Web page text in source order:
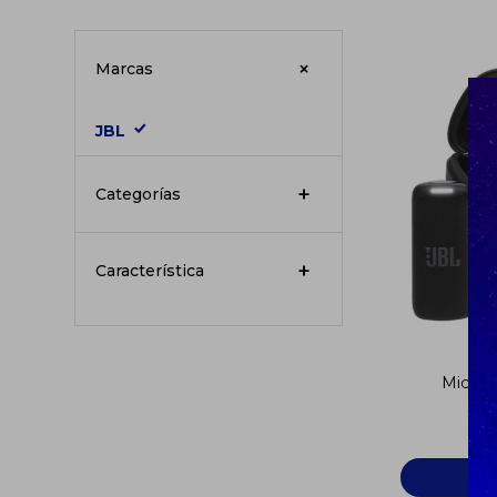
Marcas
JBL
Categorías
Característica